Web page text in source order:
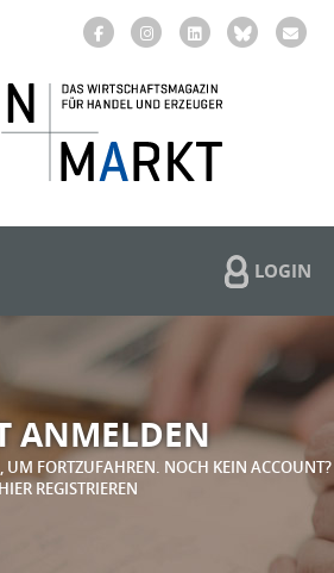
LOGIN
ANMELDEN
UM FORTZUFAHREN. NOCH KEIN ACCOUNT?
REGISTRIEREN